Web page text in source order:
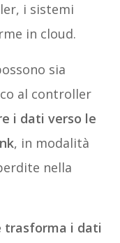
i sistemi
in cloud.
sia
al controller
i dati verso le
, in modalità
nella
trasforma i dati